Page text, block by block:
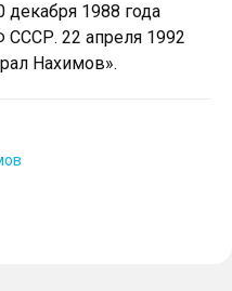
декабря 1988 года
22 апреля 1992
Нахимов».